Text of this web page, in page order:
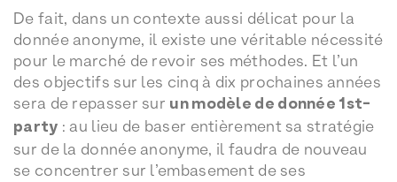
De fait, dans un contexte aussi délicat pour la
donnée anonyme, il existe une véritable nécessité
pour le marché de revoir ses méthodes. Et l’un
des objectifs sur les cinq à dix prochaines années
sera de repasser sur un modèle de donnée 1st-
party : au lieu de baser entièrement sa stratégie
sur de la donnée anonyme, il faudra de nouveau
se concentrer sur l’embasement de ses